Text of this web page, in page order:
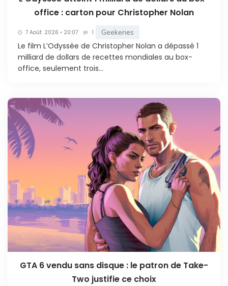
office : carton pour Christopher Nolan
7 Août. 2026 • 20:07 1 Geekeries
Le film L’Odyssée de Christopher Nolan a dépassé 1
milliard de dollars de recettes mondiales au box-
office, seulement trois...
GTA 6 vendu sans disque : le patron de Take-
Two justifie ce choix